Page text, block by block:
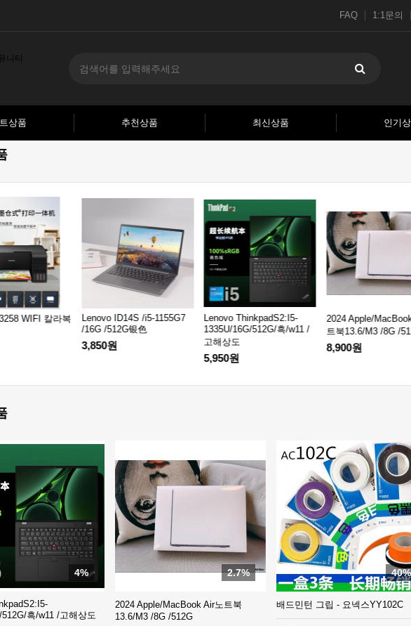
FAQ 1:1문의
상품 추천상품 최신상품 인기
ID14S /i5-1155G7
Lenovo ThinkpadS2:I5-
1335U/16G/512G/흑/w11 /
고해상도
2024 Apple/MacBook Air노
트북13.6/M3 /8G /512G
8,900원
[매월60원] 요
렴한 인터넷을
다
4%
흑/w11 /고해상도
2.7%
2024 Apple/MacBook Air노트북
13.6/M3 /8G /512G
40%
배드민턴 그립 - 요넥스YY102C